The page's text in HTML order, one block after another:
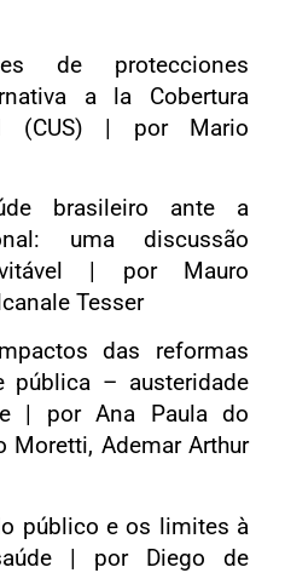
de protecciones
a la Cobertura
(CUS) | por Mario
brasileiro ante a
uma discussão
| por Mauro
Tesser
das reformas
pública – austeridade
| por Ana Paula do
Moretti, Ademar Arthur
público e os limites à
| por Diego de